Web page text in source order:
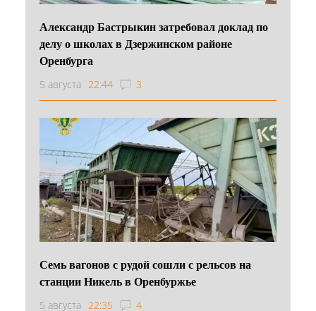
Александр Бастрыкин затребовал доклад по
делу о школах в Дзержинском районе
Оренбурга
5 августа 22:44 3
Семь вагонов с рудой сошли с рельсов на
станции Никель в Оренбуржье
5 августа 22:35 4